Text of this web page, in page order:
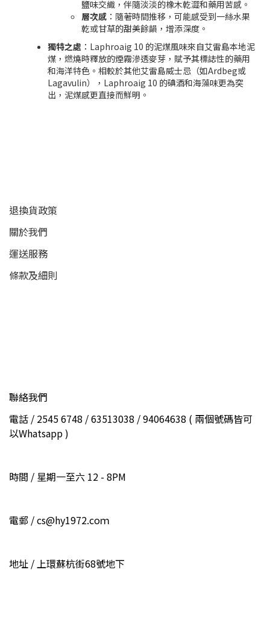
鹽味交織，伴隨淡淡的橡木乾澀和藥用苦感。
層次感 ：隨著時間推移，可能感受到一絲水果
乾或甘草的甜美餘韻，增添深度。
獨特之處 ：Laphroaig 10 的泥煤風味來自艾雷島本地泥
煤，燃燒時釋放的煙霧滲透麥芽，賦予其標誌性的藥用
和海洋特色。相較於其他艾雷島威士忌（如Ardbeg或
Lagavulin），Laphroaig 10 的碘酒和海藻味更為突
出，泥煤感更直接而鮮明。
退換貨政策
關於我們
運送服務
條款及細則
聯絡我們
電話 / 2545 6748 / 63513038 / 94064638 ( 兩個號碼皆可
以Whatsapp )
時間 / 星期一至六 12 - 8PM
電郵 / cs@hy1972.coｍ
地址 / 上環蘇杭街68號地下